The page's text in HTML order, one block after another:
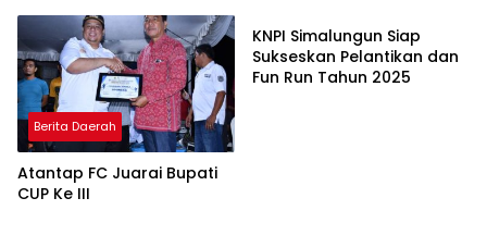
Berita Daerah
Atantap FC Juarai Bupati
CUP Ke III
KNPI Simalungun Siap
Sukseskan Pelantikan dan
Fun Run Tahun 2025
Berita Daerah